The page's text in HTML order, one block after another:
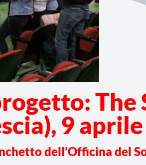
The
9
dell’Officina del